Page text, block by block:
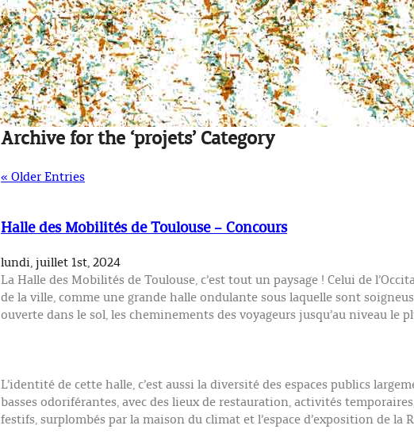
Archive for the ‘projets’ Category
« Older Entries
Halle des Mobilités de Toulouse – Concours
lundi, juillet 1st, 2024
La Halle des Mobilités de Toulouse, c’est tout un paysage ! Celui de
de la ville, comme une grande halle ondulante sous laquelle sont
ouverte dans le sol, les cheminements des voyageurs jusqu’au niveau le
L’identité de cette halle, c’est aussi la diversité des espaces publics
basses odoriférantes, avec des lieux de restauration, activités
festifs, surplombés par la maison du climat et l’espace d’exposition de la